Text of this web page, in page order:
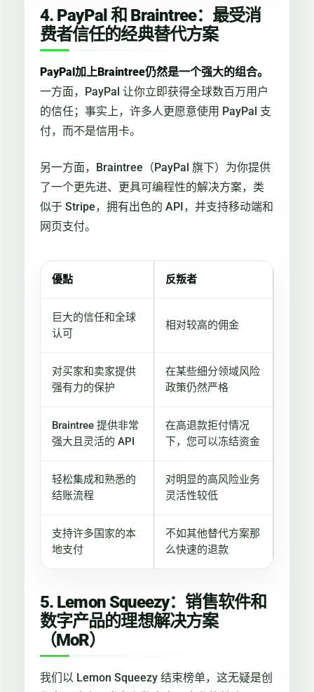
4. PayPal 和 Braintree：最受消
费者信任的经典替代方案
PayPal加上Braintree仍然是一个强大的组合。
一方面，PayPal 让你立即获得全球数百万用户
的信任；事实上，许多人更愿意使用 PayPal 支
付，而不是信用卡。
另一方面，Braintree（PayPal 旗下）为你提供
了一个更先进、更具可编程性的解决方案，类
似于 Stripe，拥有出色的 API，并支持移动端和
网页支付。
優點 反叛者
巨大的信任和全球
认可
相对较高的佣金
对买家和卖家提供
强有力的保护
在某些细分领域风险
政策仍然严格
Braintree 提供非常
强大且灵活的 API
在高退款拒付情况
下，您可以冻结资金
轻松集成和熟悉的
结账流程
对明显的高风险业务
灵活性较低
支持许多国家的本
地支付
不如其他替代方案那
么快速的退款
5. Lemon Squeezy：销售软件和
数字产品的理想解决方案
（MoR）
我们以 Lemon Squeezy 结束榜单，这无疑是创